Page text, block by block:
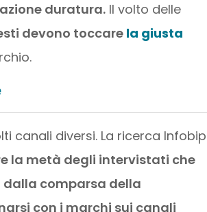
duratura.Il volto delle
devono toccarela giusta
canali diversi. La ricerca Infobip
la metà degli intervistati che
dalla comparsa della
con i marchi sui canali